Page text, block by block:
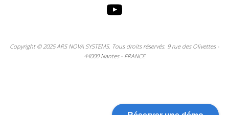
YouTube
Copyright © 2025 ARS NOVA SYSTEMS. Tous droits réservés. 9 rue des Olivettes -
44000 Nantes - FRANCE